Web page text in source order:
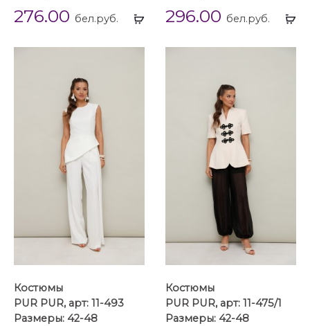
Выбрать
276.00 бел.руб. 296.00 бел.руб.
Костюмы
PUR PUR, арт: 11-493
Размеры: 42-48
Костюмы
PUR PUR, арт: 11-475/1
Размеры: 42-48